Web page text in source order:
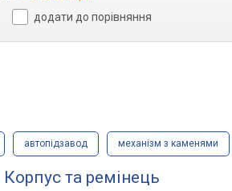
додати до порівняння
автопідзавод механізм з каменями
Корпус та ремінець